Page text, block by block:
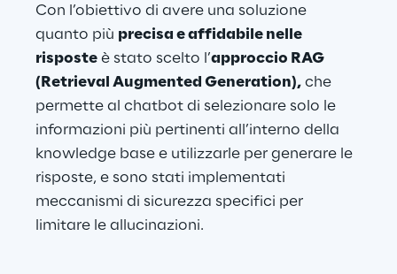
Con l’obiettivo di avere una soluzione
quanto più precisa e affidabile nelle
risposte è stato scelto l’approccio RAG
(Retrieval Augmented Generation), che
permette al chatbot di selezionare solo le
informazioni più pertinenti all’interno della
knowledge base e utilizzarle per generare le
risposte, e sono stati implementati
meccanismi di sicurezza specifici per
limitare le allucinazioni.